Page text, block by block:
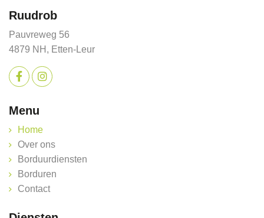
Ruudrob
Pauvreweg 56
4879 NH, Etten-Leur
Menu
Home
Over ons
Borduurdiensten
Borduren
Contact